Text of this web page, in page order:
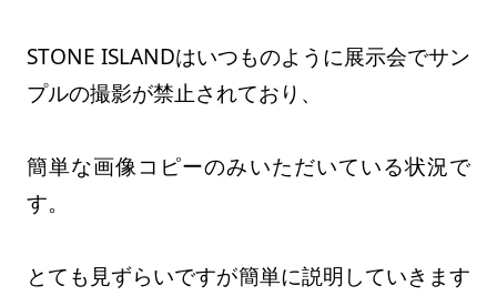
STONE ISLANDはいつものように展示会でサン
プルの撮影が禁止されており、
簡単な画像コピーのみいただいている状況で
す。
とても見ずらいですが簡単に説明していきます